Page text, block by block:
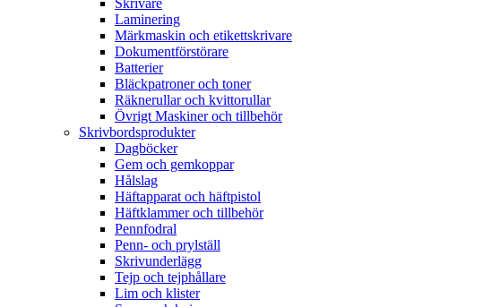
Skrivare
Laminering
Märkmaskin och etikettskrivare
Dokumentförstörare
Batterier
Bläckpatroner och toner
Räknerullar och kvittorullar
Övrigt Maskiner och tillbehör
Skrivbordsprodukter
Dagböcker
Gem och gemkoppar
Hålslag
Häftapparat och häftpistol
Häftklammer och tillbehör
Pennfodral
Penn- och prylställ
Skrivunderlägg
Tejp och tejphållare
Lim och klister